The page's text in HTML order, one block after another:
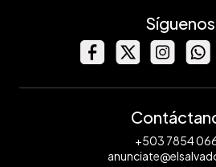
Síguenos
+503 7854